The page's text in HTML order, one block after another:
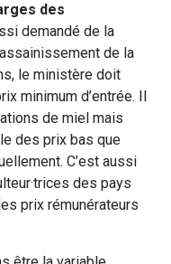
des
demandé de la
de la
le ministère doit
minimum d’entrée. Il
de miel mais
des prix bas que
C’est aussi
des pays
prix rémunérateurs